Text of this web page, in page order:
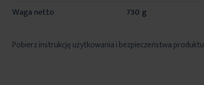
Waga netto
730 g
Pobierz instrukcję użytkowania i bezpieczeństwa produktu